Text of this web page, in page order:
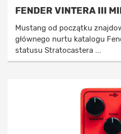
FENDER VINTERA III
Mustang od początku
głównego nurtu katalogu
statusu Stratocastera ...